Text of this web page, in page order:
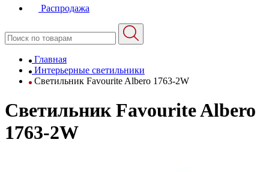
Распродажа
Главная
Интерьерные светильники
Светильник Favourite Albero 1763-2W
Светильник Favourite Albero
1763-2W